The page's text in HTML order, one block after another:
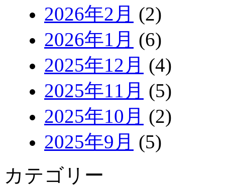
2026年2月 (2)
2026年1月 (6)
2025年12月 (4)
2025年11月 (5)
2025年10月 (2)
2025年9月 (5)
カテゴリー